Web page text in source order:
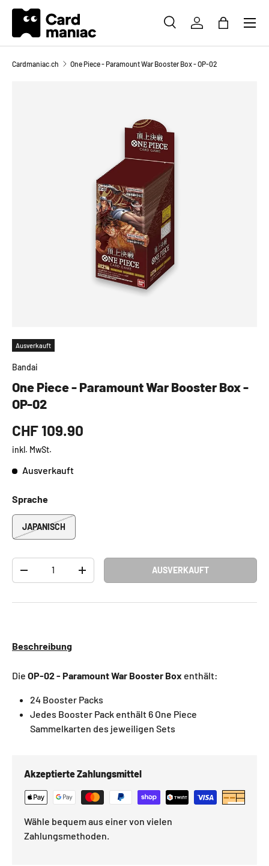
DIREKT ZUM INHALT
SUCHEEINLOGGEN
Menü
Cardmaniac.ch One Piece - Paramount War Booster Box - OP-02
Ausverkauft
Bandai
One Piece - Paramount War Booster Box -
OP-02
CHF 109.90
inkl. MwSt.
Ausverkauft
Sprache
JAPANISCH
- + AUSVERKAUFT
Beschreibung
Die OP-02 - Paramount War Booster Box enthält:
24 Booster Packs
Jedes Booster Pack enthält 6 One Piece
Sammelkarten des jeweiligen Sets
Akzeptierte Zahlungsmittel
Wähle bequem aus einer von vielen
Zahlungsmethoden.